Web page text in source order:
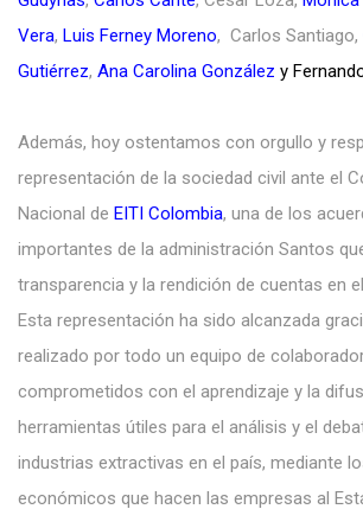
Vera, Luis Ferney Moreno, Carlos Santiago,
Gutiérrez, Ana Carolina González y
Además, hoy ostentamos con orgullo y
representación de la sociedad civil ante el
Nacional de EITI Colombia, una de los
importantes de la administración Santos
transparencia y la rendición de cuentas en
Esta representación ha sido alcanzada
realizado por todo un equipo de
comprometidos con el aprendizaje y la
herramientas útiles para el análisis y el
industrias extractivas en el país, mediante
económicos que hacen las empresas al